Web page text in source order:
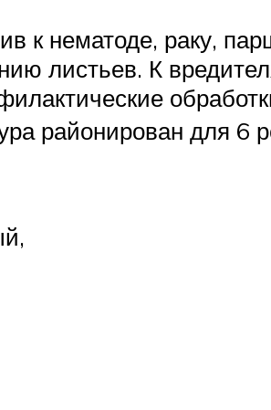
к нематоде, раку,
листьев. К
районирован для 6